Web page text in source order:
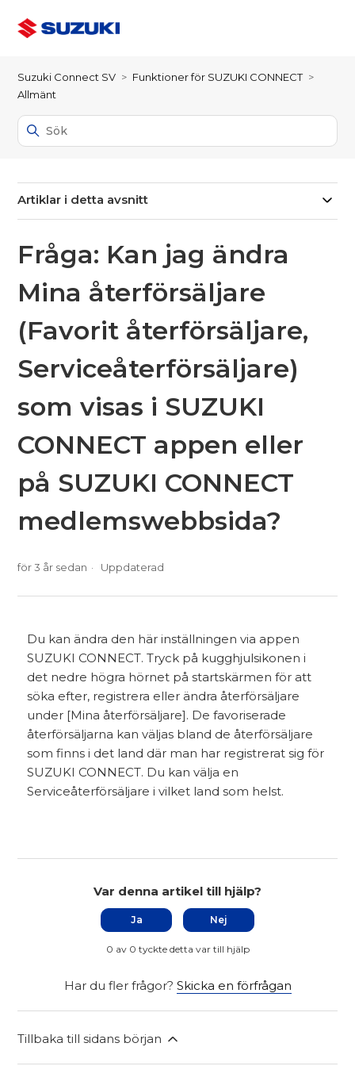
Suzuki Connect SV
Funktioner för SUZUKI CONNECT
Allmänt
Artiklar i detta avsnitt
Fråga: Kan jag ändra
Mina återförsäljare
(Favorit återförsäljare,
Serviceåterförsäljare)
som visas i SUZUKI
CONNECT appen eller
på SUZUKI CONNECT
medlemswebbsida?
för 3 år sedan Uppdaterad
Du kan ändra den här inställningen via appen
SUZUKI CONNECT. Tryck på kugghjulsikonen i
det nedre högra hörnet på startskärmen för att
söka efter, registrera eller ändra återförsäljare
under [Mina återförsäljare]. De favoriserade
återförsäljarna kan väljas bland de återförsäljare
som finns i det land där man har registrerat sig för
SUZUKI CONNECT. Du kan välja en
Serviceåterförsäljare i vilket land som helst.
Var denna artikel till hjälp?
Ja Nej
0 av 0 tyckte detta var till hjälp
Har du fler frågor? Skicka en förfrågan
Tillbaka till sidans början